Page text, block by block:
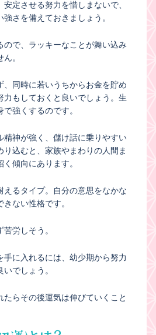
定させる努力を惜しまないで、
さを備えておきましょう。
ので、ラッキーなことが舞い込み
。
、同時に若いうちからお金を貯め
力もしておくと良いでしょう。生
強くするのです。
精神が強く、儲け話に乗りやすい
り込むと、家族やまわりの人間ま
傾向にあります。
えるタイプ。自分の意思をなかな
ない性格です。
労しそう。
手に入れるには、幼少期から努力
でしょう。
たらその後運気は伸びていくこと